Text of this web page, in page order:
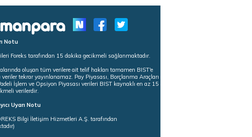
Notu
Foreks tarafından 15 dakika gecikmeli sağlanmaktadır.
oluşan tüm verilere ait telif hakları tamamen BIST'e
tekrar yayınlanamaz. Pay Piyasası, Borçlanma Araçları
İşlem ve Opsiyon Piyasası verileri BIST kaynaklı en az 15
verilerdir.
Uyarı Notu
Bilgi İletişim Hizmetleri A.Ş. tarafından